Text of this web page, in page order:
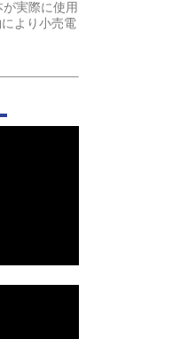
実際に使用
より小売電